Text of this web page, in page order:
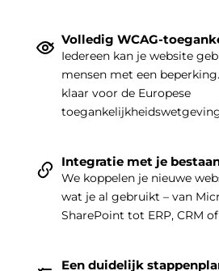
Volledig WCAG-
Iedereen kan je website
mensen met een
klaar voor de Europese
Integratie met je
We koppelen je nieuwe
wat je al gebruikt – van
SharePoint tot ERP, CRM
Een duidelijk